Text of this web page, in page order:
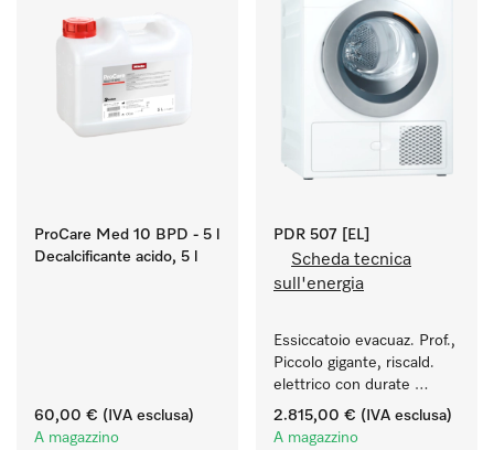
ProCare Med 10 BPD - 5 l
Decalcificante acido, 5 l
60,00 € (IVA esclusa)
A magazzino
PDR 507 [EL]
Scheda tecnica
sull'energia
Essiccatoio evacuaz. Prof.,
Piccolo gigante, riscald.
elettrico con durate
particolarmente brevi dei
programmi.
2.815,00 € (IVA esclusa)
A magazzino